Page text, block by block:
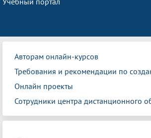
Авторам онлайн-курсов
Требования и рекомендации по
Онлайн проекты
Сотрудники центра дистанционного